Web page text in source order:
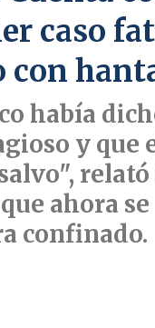
caso
con
había
y que
ahora se
confinado.